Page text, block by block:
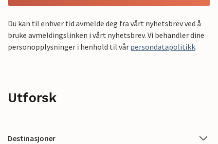
Du kan til enhver tid avmelde deg fra vårt nyhetsbrev ved å
bruke avmeldingslinken i vårt nyhetsbrev. Vi behandler dine
personopplysninger i henhold til vår persondatapolitikk.
Utforsk
Destinasjoner